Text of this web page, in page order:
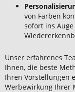
von Farben
sofort ins
Unser erfahrenes
Ihnen, die beste
Ihren Vorstellungen
Werbewirkung Ihrer